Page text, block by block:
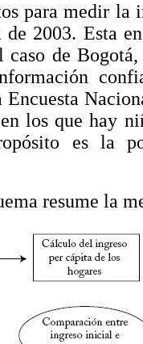
para medir la
2003. Esta
de
los que hay
es la
resume la